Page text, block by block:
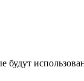
будут